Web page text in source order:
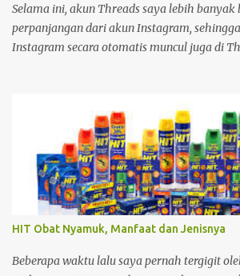
Selama ini, akun Threads saya lebih banyak
perpanjangan dari akun Instagram,
Instagram secara otomatis muncul juga di
postingan, saya menemukan sesuatu yang
pemilik akun yang menampilkan status
miliknya sudah terhubung dengan
cukup asing bagi saya, sehingga
HIT Obat Nyamuk, Manfaat dan Jenisnya
Beberapa waktu lalu saya pernah tergigit